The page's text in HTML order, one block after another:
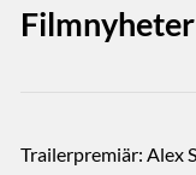
Filmnyheter
Trailerpremiär: Alex